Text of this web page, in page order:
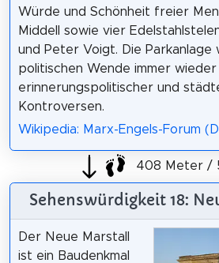
Würde und Schönheit freier
Middell sowie vier
und Peter Voigt. Die Parkanlage
politischen Wende immer
erinnerungspolitischer und
Kontroversen.
Wikipedia: Marx-Engels-Forum
408 Meter /
Sehenswürdigkeit 18:
Der Neue Marstall
ist ein Baudenkmal